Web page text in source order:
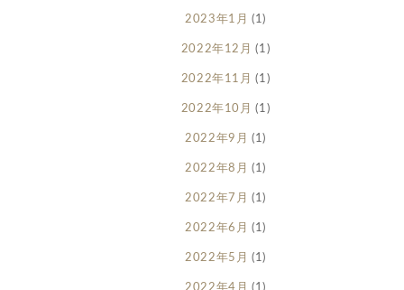
2023年1月 (1)
2022年12月 (1)
2022年11月 (1)
2022年10月 (1)
2022年9月 (1)
2022年8月 (1)
2022年7月 (1)
2022年6月 (1)
2022年5月 (1)